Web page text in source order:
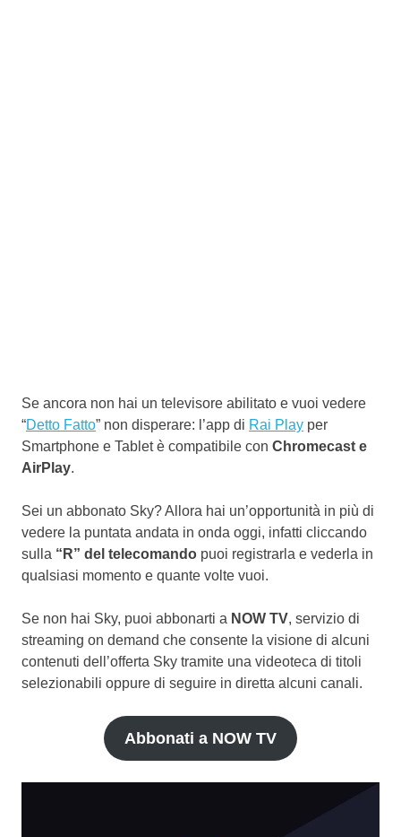
Se ancora non hai un televisore abilitato e vuoi vedere
“Detto Fatto” non disperare: l’app di Rai Play per
Smartphone e Tablet è compatibile con Chromecast e
AirPlay.
Sei un abbonato Sky? Allora hai un’opportunità in più di
vedere la puntata andata in onda oggi, infatti cliccando
sulla “R” del telecomando puoi registrarla e vederla in
qualsiasi momento e quante volte vuoi.
Se non hai Sky, puoi abbonarti a NOW TV, servizio di
streaming on demand che consente la visione di alcuni
contenuti dell’offerta Sky tramite una videoteca di titoli
selezionabili oppure di seguire in diretta alcuni canali.
Abbonati a NOW TV